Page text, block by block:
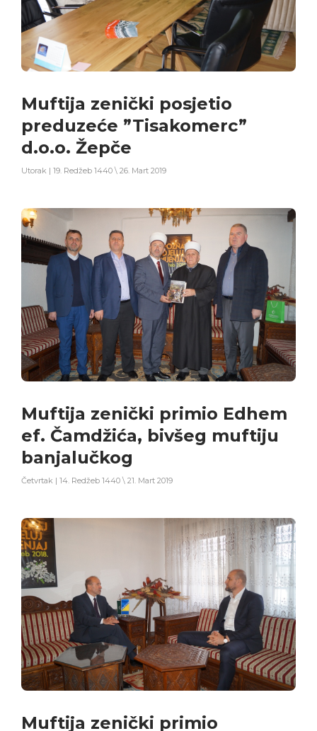
Muftija zenički posjetio
preduzeće ”Tisakomerc”
d.o.o. Žepče
Utorak | 19. Redžeb 1440 \ 26. Mart 2019
Muftija zenički primio Edhem
ef. Čamdžića, bivšeg muftiju
banjalučkog
Četvrtak | 14. Redžeb 1440 \ 21. Mart 2019
Muftija zenički primio